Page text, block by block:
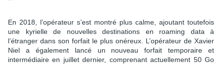
En 2018, l’opérateur s’est montré plus calme, ajoutant toutefois
une kyrielle de nouvelles destinations en roaming data à
l’étranger dans son forfait le plus onéreux. L’opérateur de Xavier
Niel a également lancé un nouveau forfait temporaire et
intermédiaire en juillet dernier, comprenant actuellement 50 Go